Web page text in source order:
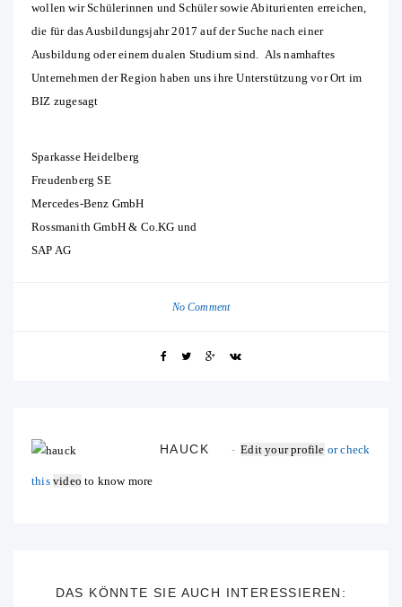
wollen wir Schülerinnen und Schüler sowie Abiturienten erreichen,
die für das Ausbildungsjahr 2017 auf der Suche nach einer
Ausbildung oder einem dualen Studium sind. Als namhaftes
Unternehmen der Region haben uns ihre Unterstützung vor Ort im
BIZ zugesagt
Sparkasse Heidelberg
Freudenberg SE
Mercedes-Benz GmbH
Rossmanith GmbH & Co.KG und
SAP AG
No Comment
HAUCK Edit your profile or check
this video to know more
DAS KÖNNTE SIE AUCH INTERESSIEREN: